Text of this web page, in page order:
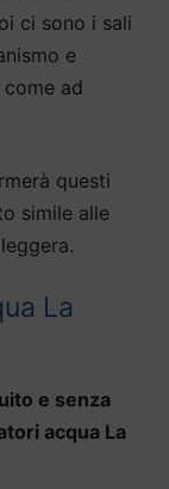
ci sono i sali
e
ad
questi
simile alle
La
e senza
acqua La